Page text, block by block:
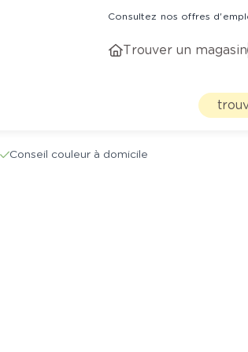
Consultez nos offres
Trouver un magasin
Conseil couleur à domicile